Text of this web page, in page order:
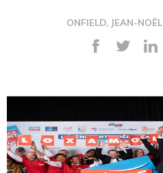
ONFIELD, JEAN-NOËL